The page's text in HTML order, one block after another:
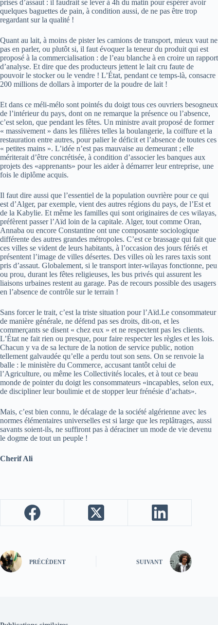
prises d’assaut : il faudrait se lever à 4h du matin pour espérer avoir
quelques baguettes de pain, à condition aussi, de ne pas être trop
regardant sur la qualité !
Quant au lait, à moins de pister les camions de transport, mieux vaut ne
pas en parler, ou plutôt si, il faut évoquer la teneur du produit qui est
proposé à la commercialisation : de l’eau blanche à en croire un rapport
d’analyse. Et dire que des producteurs jettent le lait cru faute de
pouvoir le stocker ou le vendre ! L’État, pendant ce temps-là, consacre
200 millions de dollars à importer de la poudre de lait !
Et dans ce méli-mélo sont pointés du doigt tous ces ouvriers besogneux
de l’intérieur du pays, dont on ne remarque la présence ou l’absence,
c’est selon, que pendant les fêtes. Un ministre avait proposé de former
« massivement » dans les filières telles la boulangerie, la coiffure et la
restauration entre autres, pour palier le déficit et l’absence de toutes ces
« petites mains ». L’idée n’est pas mauvaise au demeurant ; elle
mériterait d’être concrétisée, à condition d’associer les banques aux
projets des «apprenants» pour les aider à démarrer leur entreprise, une
fois le diplôme acquis.
Il faut dire aussi que l’essentiel de la population ouvrière pour ce qui
est d’Alger, par exemple, vient des autres régions du pays, de l’Est et
de la Kabylie. Et même les familles qui sont originaires de ces wilayas,
préfèrent passer l’Aïd loin de la capitale. Alger, tout comme Oran,
Annaba ou encore Constantine ont une composante sociologique
différente des autres grandes métropoles. C’est ce brassage qui fait que
ces villes se vident de leurs habitants, à l’occasion des jours fériés et
présentent l’image de villes désertes. Des villes où les rares taxis sont
pris d’assaut. Globalement, si le transport inter-wilayas fonctionne, peu
ou prou, durant les fêtes religieuses, les bus privés qui assurent les
liaisons urbaines restent au garage. Pas de recours possible des usagers
en l’absence de contrôle sur le terrain !
Sans forcer le trait, c’est la triste situation pour l’Aïd.Le consommateur
de manière générale, ne défend pas ses droits, dit-on, et les
commerçants se disent « chez eux » et ne respectent pas les clients.
L’État ne fait rien ou presque, pour faire respecter les règles et les lois.
Chacun y va de sa lecture de la notion de service public, notion
tellement galvaudée qu’elle a perdu tout son sens. On se renvoie la
balle : le ministère du Commerce, accusant tantôt celui de
l’Agriculture, ou même les Collectivités locales, et à tout ce beau
monde de pointer du doigt les consommateurs «incapables, selon eux,
de discipliner leur boulimie et de stopper leur frénésie d’achats».
Mais, c’est bien connu, le décalage de la société algérienne avec les
normes élémentaires universelles est si large que les replâtrages, aussi
savants soient-ils, ne suffiront pas à déraciner un mode de vie devenu
le dogme de tout un peuple !
Cherif Ali
PRÉCÉDENT SUIVANT